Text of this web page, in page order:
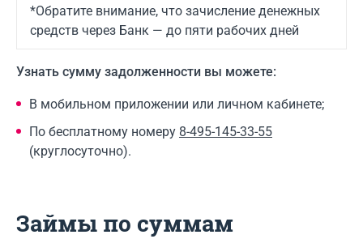
*Обратите внимание, что зачисление денежных
средств через Банк — до пяти рабочих дней
Узнать сумму задолженности вы можете:
В мобильном приложении или личном кабинете;
По бесплатному номеру 8-495-145-33-55
(круглосуточно).
Займы по суммам